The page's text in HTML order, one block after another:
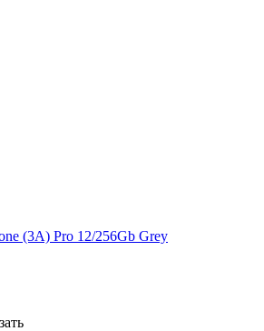
(3A) Pro 12/256Gb Grey